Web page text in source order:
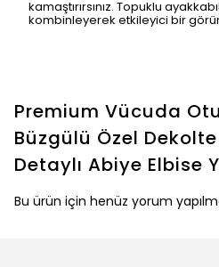
kamaştırırsınız. Topuklu
kombinleyerek etkileyici bir
Premium Vücuda
Büzgülü Özel Dekolte
Detaylı Abiye Elbise
Bu ürün için henüz yorum